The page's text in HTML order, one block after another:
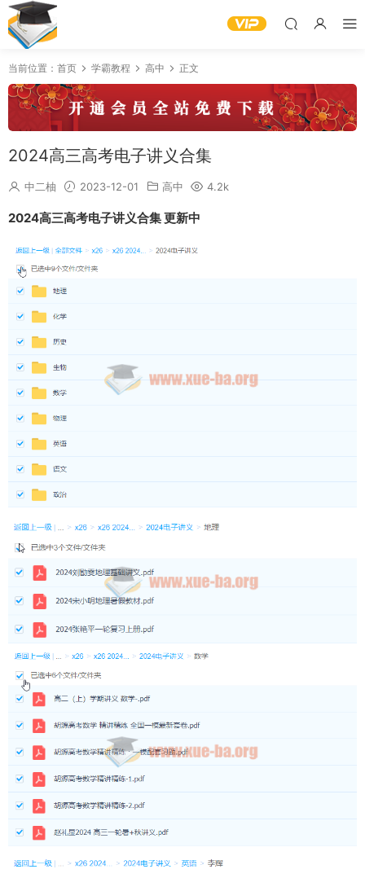
当前位置： 首页 学霸教程 高中 正文
2024高三高考电子讲义合集
中二柚 2023-12-01 高中 4.2k
2024高三高考电子讲义合集 更新中